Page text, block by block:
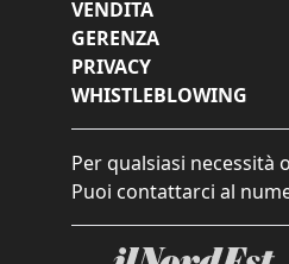
VENDITA
GERENZA
PRIVACY
WHISTLEBLOWING
Per qualsiasi necessità
Puoi contattarci al